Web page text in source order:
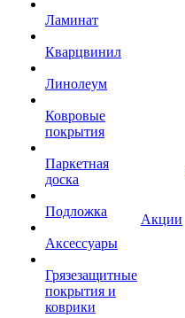
Ламинат
Кварцвинил
Линолеум
Ковровые
покрытия
Паркетная
доска
Подложка
Аксессуары
Грязезащитные
покрытия и
коврики
Акции